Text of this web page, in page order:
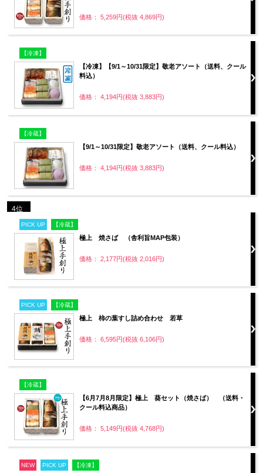
価格： 5,259円(税抜 4,869円)
【冷凍】
【冷凍】【9/1～10/31限定】敬老アソート（送料、クール
料込）
価格： 4,194円(税抜 3,883円)
【冷蔵】
【9/1～10/31限定】敬老アソート（送料、クール料込）
価格： 4,194円(税抜 3,883円)
4位
PICK UP 【冷蔵】
極上 焼さば （舎利旨MAP包装）
価格： 2,177円(税抜 2,016円)
PICK UP 【冷蔵】
極上 柿の葉すし詰め合わせ 若草
価格： 6,595円(税抜 6,106円)
【冷蔵】
【6月7月8月限定】極上 葵セット（焼さば） （送料・
クール料込商品）
価格： 5,149円(税抜 4,768円)
NEW PICK UP 【冷凍】